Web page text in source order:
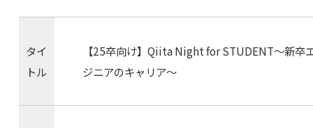
タイ
トル
【25卒向け】Qiita Night for STUDENT〜新卒
ジニアのキャリア〜